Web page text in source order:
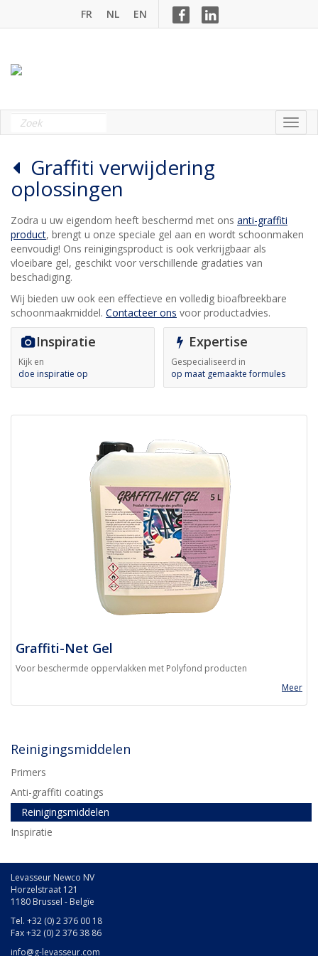
FR NL EN
Graffiti verwijdering
oplossingen
Zodra u uw eigendom heeft beschermd met ons anti-graffiti
product, brengt u onze speciale gel aan en wordt schoonmaken
eenvoudig! Ons reinigingsproduct is ook verkrijgbaar als
vloeibare gel, geschikt voor verschillende gradaties van
beschadiging.
Wij bieden uw ook een effectieve en volledig bioafbreekbare
schoonmaakmiddel. Contacteer ons voor productadvies.
Inspiratie
Kijk en
doe inspiratie op
Expertise
Gespecialiseerd in
op maat gemaakte formules
Graffiti-Net Gel
Voor beschermde oppervlakken met Polyfond producten
Meer
Reinigingsmiddelen
Primers
Anti-graffiti coatings
Reinigingsmiddelen
Inspiratie
Levasseur Newco NV
Horzelstraat 121
1180 Brussel - Belgïe
Tel. +32 (0) 2 376 00 18
Fax +32 (0) 2 376 38 86
info@g-levasseur.com